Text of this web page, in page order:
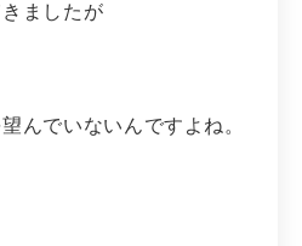
ましたが
んでいないんですよね。